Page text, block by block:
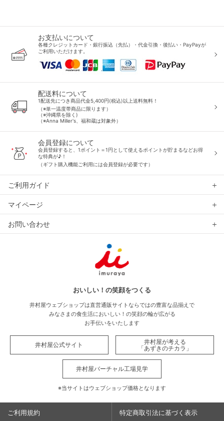
お支払いについて
各種クレジットカード・銀行振込（先払）・代金引換・後払い・PayPayが
ご利用いただけます。
配送料について
1配送先につき商品代金5,400円(税込)以上送料無料！
（※単一温度帯商品に限ります）
（※沖縄県を除く)
（※Anna Miller's、福和蔵は対象外）
会員登録について
会員登録すると、1ポイント＝1円として使えるポイントが貯まるなどお得
な特典が♪！
（ギフト購入機能ご利用には会員登録が必要です）
ご利用ガイド
マイページ
お問い合わせ
おいしい！の笑顔をつくる
井村屋ウェブショップは直営通販サイトならではの豊富な品揃えで
みなさまの食生活においしい！の笑顔の輪が広がる
お手伝いをいたします
井村屋公式サイト
井村屋が考える
「あずきのチカラ」
井村屋バーチャル工場見学
※当サイトはウェブショップ価格となります
ご利用規約 特定商取引法に基づく表示